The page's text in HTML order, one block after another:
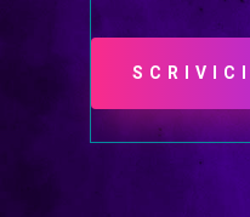
SCRIVICI